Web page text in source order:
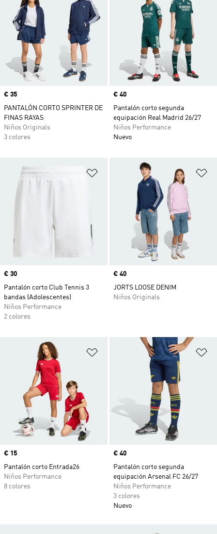
Precio
€ 35
PANTALÓN CORTO SPRINTER DE
FINAS RAYAS
Niños Originals
3 colores
Precio
€ 40
Pantalón corto segunda
equipación Real Madrid 26/27
Niños Performance
Nuevo
Añadir a la lista de deseos
Precio
€ 30
Pantalón corto Club Tennis 3
bandas (Adolescentes)
Niños Performance
2 colores
Precio
€ 40
JORTS LOOSE DENIM
Niños Originals
Añadir a la lista de deseos
Precio
€ 15
Pantalón corto Entrada26
Niños Performance
8 colores
Precio
€ 40
Pantalón corto segunda
equipación Arsenal FC 26/27
Niños Performance
3 colores
Nuevo